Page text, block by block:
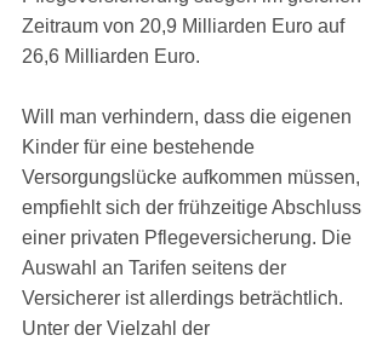
Zeitraum von 20,9 Milliarden Euro auf
26,6 Milliarden Euro.
Will man verhindern, dass die eigenen
Kinder für eine bestehende
Versorgungslücke aufkommen müssen,
empfiehlt sich der frühzeitige Abschluss
einer privaten Pflegeversicherung. Die
Auswahl an Tarifen seitens der
Versicherer ist allerdings beträchtlich.
Unter der Vielzahl der